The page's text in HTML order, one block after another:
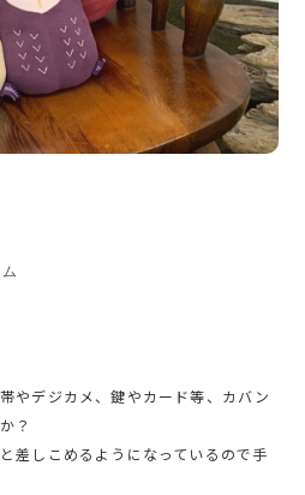
やデジカメ、鍵やカード等、カバン
？
差しこめるようになっているので手